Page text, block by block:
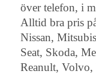
över telefon, i
Alltid bra pris
Nissan,
Seat, Skoda,
Reanult,